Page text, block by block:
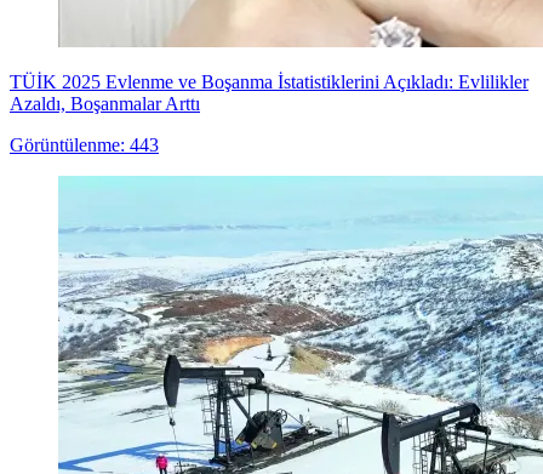
TÜİK 2025 Evlenme ve Boşanma İstatistiklerini Açıkladı: Evlilikler
Azaldı, Boşanmalar Arttı
Görüntülenme: 443